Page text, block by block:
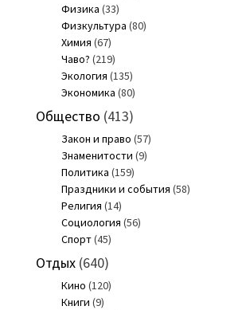
Физика (33)
Физкультура (80)
Химия (67)
Чаво? (219)
Экология (135)
Экономика (80)
Общество (413)
Закон и право (57)
Знаменитости (9)
Политика (159)
Праздники и события (58)
Религия (14)
Социология (56)
Спорт(45)
Отдых(640)
Кино (120)
Книги (9)